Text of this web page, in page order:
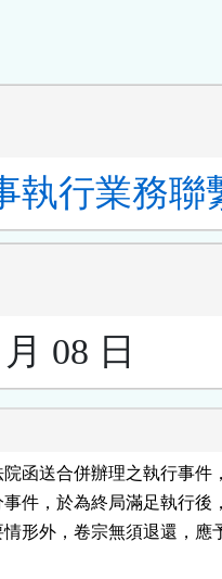
執行業務聯
08 日
函送合併辦理之執行事件
事件，於為終局滿足執行後
情形外，卷宗無須退還，應